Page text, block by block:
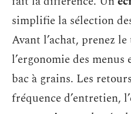
simplifie la sélection
Avant l’achat, prenez
l’ergonomie des menus
bac à grains. Les
fréquence d’entretien,